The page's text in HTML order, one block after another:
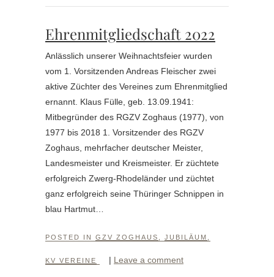
Ehrenmitgliedschaft 2022
Anlässlich unserer Weihnachtsfeier wurden
vom 1. Vorsitzenden Andreas Fleischer zwei
aktive Züchter des Vereines zum Ehrenmitglied
ernannt. Klaus Fülle, geb. 13.09.1941:
Mitbegründer des RGZV Zoghaus (1977), von
1977 bis 2018 1. Vorsitzender des RGZV
Zoghaus, mehrfacher deutscher Meister,
Landesmeister und Kreismeister. Er züchtete
erfolgreich Zwerg-Rhodeländer und züchtet
ganz erfolgreich seine Thüringer Schnippen in
blau Hartmut…
POSTED IN GZV ZOGHAUS JUBILÄUM
KV VEREINE | Leave a comment